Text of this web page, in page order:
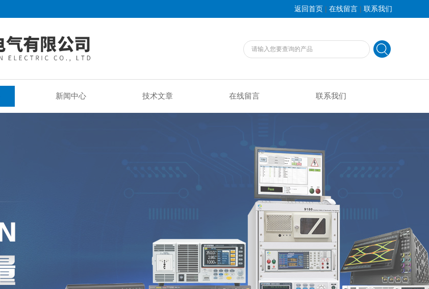
返回首页 | 在线留言 | 联系我们
新闻中心 技术文章 在线留言 联系我们